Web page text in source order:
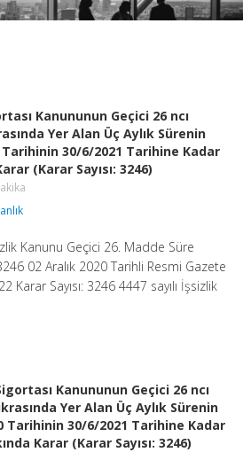
Kanununun Geçici 26 ncı
Yer Alan Üç Aylık Sürenin
Tarihinin 30/6/2021 Tarihine Kadar
(Karar Sayısı: 3246)
Kanunu Geçici 26. Madde Süre
02 Aralık 2020 Tarihli Resmi Gazete
Karar Sayısı: 3246 4447 sayılı İşsizlik
Kanununun Geçici 26 ncı
Yer Alan Üç Aylık Sürenin
Tarihinin 30/6/2021 Tarihine Kadar
Karar (Karar Sayısı: 3246)